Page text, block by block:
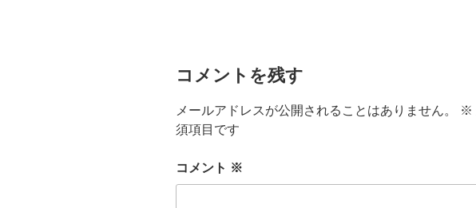
コメントを残す
メールアドレスが公開されることはありません。 ※
須項目です
コメント ※